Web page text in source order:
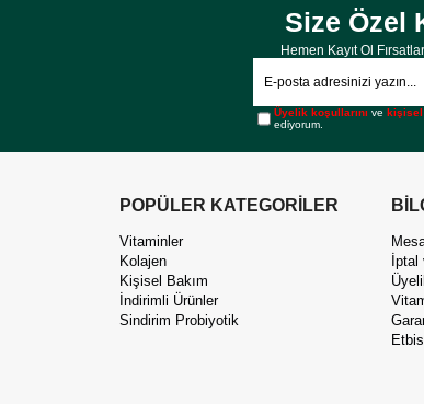
Size Özel
Hemen Kayıt Ol
Üyelik koşullarını ve
ediyorum.
POPÜLER KATEGORİLER
Vitaminler
Kolajen
Kişisel Bakım
İndirimli Ürünler
Sindirim Probiyotik
Etbis